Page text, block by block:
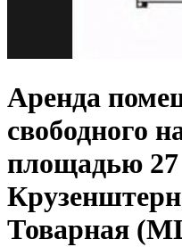
Аренда
свободного
площадью
Товарная